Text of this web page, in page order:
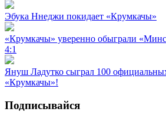
Эбука Ннеджи покидает «Крумкачы»
«Крумкачы» уверенно обыграли
4:1
Януш Ладутко сыграл 100
«Крумкачы»!
Подписывайся